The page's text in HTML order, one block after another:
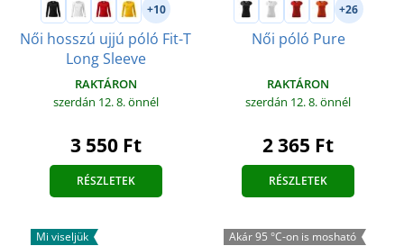
+10
Női hosszú ujjú póló Fit-T
Long Sleeve
RAKTÁRON
szerdán 12. 8.önnél
3 550 Ft
RÉSZLETEK
+26
Női póló Pure
RAKTÁRON
szerdán 12. 8.önnél
2 365 Ft
RÉSZLETEK
Mi viseljük
Akár 95 °C-on is mosható